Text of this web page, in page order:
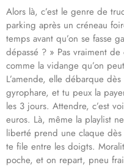
Alors là, c’est le genre de
parking après un créneau
temps avant qu’on se fasse
dépassé ? » Pas vraiment
comme la vidange qu’on
L’amende, elle débarque
gyrophare, et tu peux la
les 3 jours. Attendre, c’est
euros. Là, même la playlist
liberté prend une claque
te file entre les doigts.
poche, et on repart, pneu